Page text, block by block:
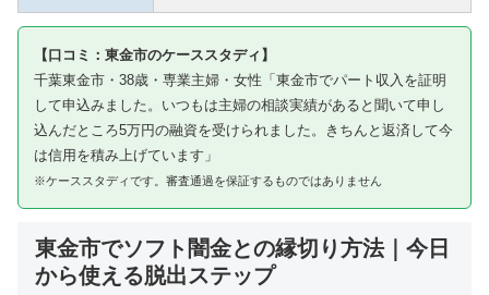
【口コミ：東金市のケーススタディ】
千葉東金市・38歳・専業主婦・女性「東金市でパート収入を証明
して申込みました。いつもは主婦の相談実績があると聞いて申し
込んだところ5万円の融資を受けられました。きちんと返済して今
は信用を積み上げています」
※ケーススタディです。審査通過を保証するものではありません
東金市でソフト闇金との縁切り方法｜今日
から使える脱出ステップ